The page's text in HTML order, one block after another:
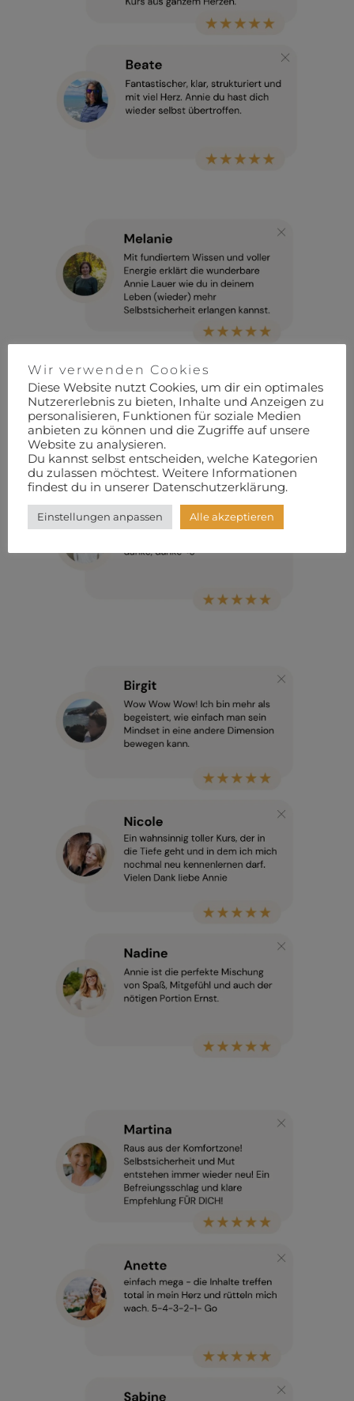
Wir verwenden Cookies
Diese Website nutzt Cookies, um dir ein optimales
Nutzererlebnis zu bieten, Inhalte und Anzeigen zu
personalisieren, Funktionen für soziale Medien
anbieten zu können und die Zugriffe auf unsere
Website zu analysieren.
Du kannst selbst entscheiden, welche Kategorien
du zulassen möchtest. Weitere Informationen
findest du in unserer Datenschutzerklärung.
Einstellungen anpassen Alle akzeptieren